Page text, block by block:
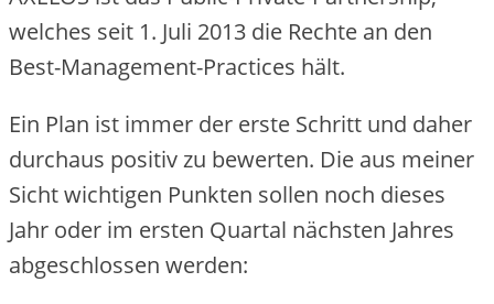
welches seit 1. Juli 2013 die Rechte an den
Best-Management-Practices hält.
Ein Plan ist immer der erste Schritt und daher
durchaus positiv zu bewerten. Die aus meiner
Sicht wichtigen Punkten sollen noch dieses
Jahr oder im ersten Quartal nächsten Jahres
abgeschlossen werden: